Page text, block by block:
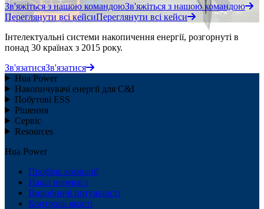
Зв'яжіться з нашою командоюЗв'яжіться з нашою командою
Переглянути всі кейсиПереглянути всі кейси
Інтелектуальні системи накопичення енергії, розгорнуті в
понад 30 країнах з 2015 року.
Зв'язатисяЗв'язатися
Hua Power
Накопичувачі енергії для C&I
Побутові ESS
Рішення
Сервіс
Resources
Hua Power
Профіль компанії
Наша перевага
Виробничі потужності
Контроль якості